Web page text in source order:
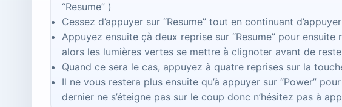
“Resume” )
Cessez d’appuyer sur “Resume” tout en continuant
Appuyez ensuite çà deux reprise sur “Resume” pour
alors les lumières vertes se mettre à clignoter avant de
Quand ce sera le cas, appuyez à quatre reprises sur la
Il ne vous restera plus ensuite qu’à appuyer sur “Power”
dernier ne s’éteigne pas sur le coup donc n’hésitez pas à